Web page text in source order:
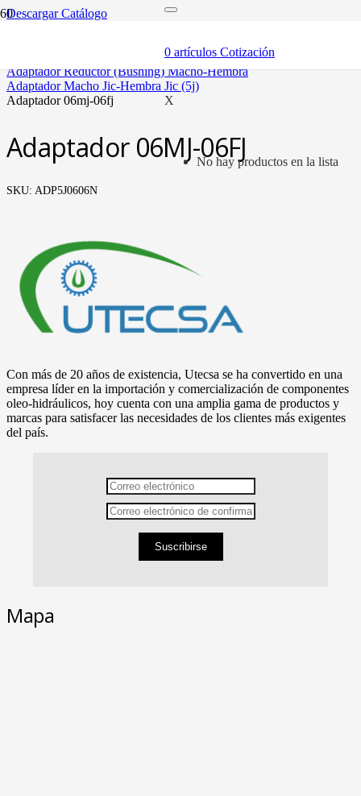
0 artículos Cotización
X
No hay productos en la lista
Descargar Catálogo
adaptador reductor (bushing) macho-hembra
adaptador macho jic-hembra jic (5j)
adaptador 06mj-06fj
Adaptador 06MJ-06FJ
SKU: ADP5J0606N
Con más de 20 años de existencia, Utecsa se ha convertido en una
empresa líder en la importación y comercialización de componentes
oleo-hidráulicos, hoy cuenta con una amplia gama de productos y
marcas para satisfacer las necesidades de los clientes más exigentes
del país.
Suscribirse
Mapa